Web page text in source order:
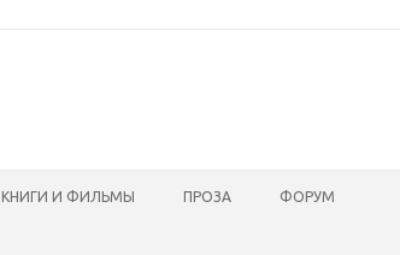
КНИГИ И ФИЛЬМЫ ПРОЗА ФОРУМ